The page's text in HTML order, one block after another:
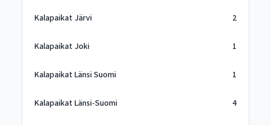
Kalapaikat Järvi 2
Kalapaikat Joki 1
Kalapaikat Länsi Suomi 1
Kalapaikat Länsi-Suomi 4